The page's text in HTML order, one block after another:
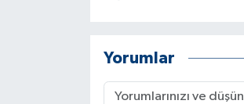
Yorumlar